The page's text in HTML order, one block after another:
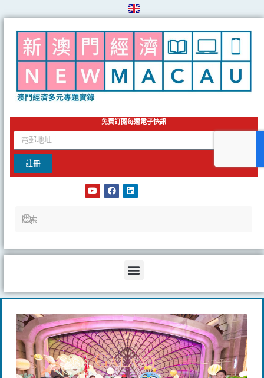
to
content
免費訂閱每週電子快訊
email
註冊
Y
o
F
a
L
i
Menu